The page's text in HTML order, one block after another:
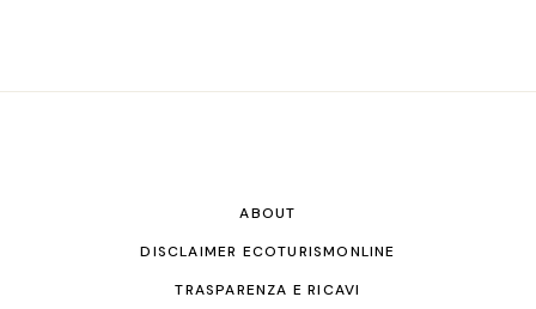
ABOUT
DISCLAIMER ECOTURISMONLINE
TRASPARENZA E RICAVI